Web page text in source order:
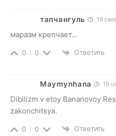
тапчангуль 19
маразм крепчает…
0 0 Ответить
Maymynhana 19
Dibilizm v etoy Bananovoy
zakonchitsya.
0 0 Ответить